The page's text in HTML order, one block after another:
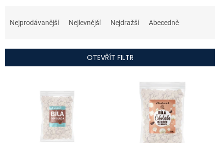
a
í
Nejprodávanější Nejlevnější Nejdražší Abecedně
OTEVŘÍT FILTR